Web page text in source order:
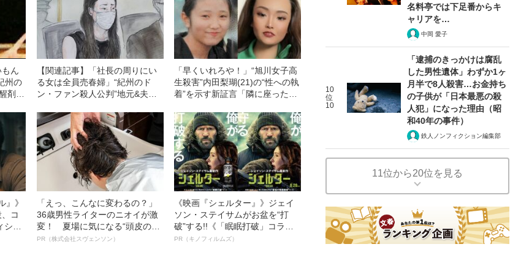
もん
州の
剤密
特別
【関連記事】「社長の周りにい
る女は全員売春婦」“紀州のド
ン・ファン殺人公判”地元&夫の
藤早貴（28）が法廷で爆弾発言
をした理由
「早くいれろや！」“旭川女子高
生殺害”内田梨瑚(21)の“性への執
着”を示す新証言「隣に座った男
衝撃不倫、わいせつ動画も》
』》
コ
ャ
た
「えっ、こんなに変わるの？」
36歳男性ライターのニオイが激
変！ 夏場に気になる“頭皮のニ
オイ”や“ベタつき”を解消す
PR（株式会社スヴェンソン）
《映画『シェルター』》ジェイ
ソン・ステイサムがお盆を“打
破”する!!《「眠眠打破」コラ
ボ》
PR（キノフィルムズ）
名料亭では下足番からキ
ャリアを…
中岡 愛子
10
位
10
「逮捕のきっかけは腐乱
した男性遺体」わずか1ヶ
月半で8人殺害…お金持ち
の子供が「日本最悪の殺
人犯」になった理由（昭
和40年の事件）
鉄人ノンフィクション編集部
11位から20位を見る